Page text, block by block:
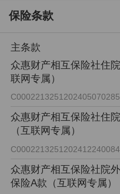
保险条款
主条款
众惠财产相互保险社住
联网专属）
众惠财产相互保险社住
（互联网专属）
众惠财产相互保险社院
保险A款（互联网专属）